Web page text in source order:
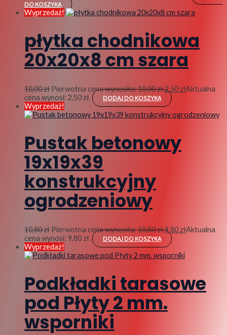
DO KOSZYKA
Wyprzedaż!
płytka chodnikowa
20x20x8 cm szara
10,00zł Pierwotna cena wynosiła: 10,00 zł.2,50 złAktualna
cena wynosi: 2,50 zł.
DODAJ DO KOSZYKA
Wyprzedaż!
Pustak betonowy
19x19x39
konstrukcyjny
ogrodzeniowy
10,80zł Pierwotna cena wynosiła: 10,80 zł.9,80 złAktualna
cena wynosi: 9,80 zł.
DODAJ DO KOSZYKA
Wyprzedaż!
Podkładki tarasowe
pod Płyty 2 mm.
wsporniki